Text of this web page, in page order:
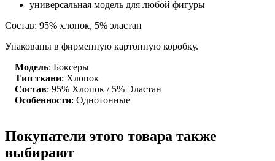
универсальная модель для любой фигуры
Состав: 95% хлопок, 5% эластан
Упакованы в фирменную картонную коробку.
Модель: Боксеры
Тип ткани: Хлопок
Состав: 95% Хлопок / 5% Эластан
Особенности: Однотонные
Покупатели этого товара также
выбирают